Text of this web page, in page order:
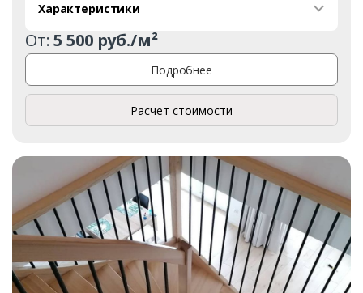
Характеристики
От:5 500 руб./м²
Подробнее
Расчет стоимости